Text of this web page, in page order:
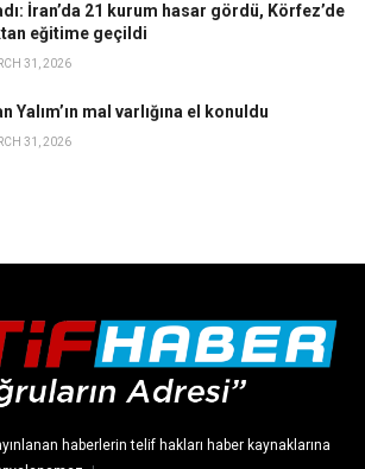
İran’da 21 kurum hasar gördü, Körfez’de
eğitime geçildi
31, 2026
Yalım’ın mal varlığına el konuldu
31, 2026
haberlerin telif hakları haber kaynaklarına